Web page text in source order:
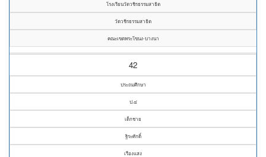
โรงเรียนวัดวชิรธรรมสาธิต
วัดวชิรธรรมสาธิต
คณะเขตพระโขนง-บางนา
42
ประถมศึกษา
ป.๔
เด็กชาย
ฐิระศักดิ์
เรืองแสง